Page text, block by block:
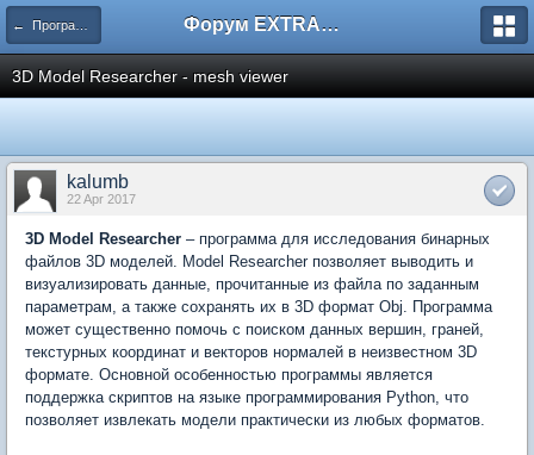
← Программы Форум EXTRACTOR.ru
3D Model Researcher - mesh viewer
kalumb
22 Apr 2017
3D Model Researcher – программа для исследования бинарных
файлов 3D моделей. Model Researcher позволяет выводить и
визуализировать данные, прочитанные из файла по заданным
параметрам, а также сохранять их в 3D формат Obj. Программа
может существенно помочь с поиском данных вершин, граней,
текстурных координат и векторов нормалей в неизвестном 3D
формате. Основной особенностью программы является
поддержка скриптов на языке программирования Python, что
позволяет извлекать модели практически из любых форматов.